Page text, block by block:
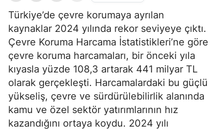
Türkiye’de çevre korumaya ayrılan
kaynaklar 2024 yılında rekor seviyeye çıktı.
Çevre Koruma Harcama İstatistikleri’ne göre
çevre koruma harcamaları, bir önceki yıla
kıyasla yüzde 108,3 artarak 441 milyar TL
olarak gerçekleşti. Harcamalardaki bu güçlü
yükseliş, çevre ve sürdürülebilirlik alanında
kamu ve özel sektör yatırımlarının hız
kazandığını ortaya koydu. 2024 yılı